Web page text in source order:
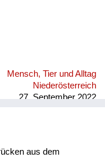
Mensch, Tier und Alltag
Niederösterreich
27. September 2022
aus dem